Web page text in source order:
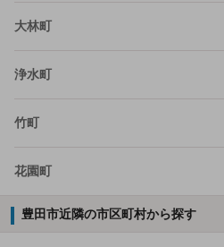
大林町
浄水町
竹町
花園町
豊田市近隣の市区町村から探す